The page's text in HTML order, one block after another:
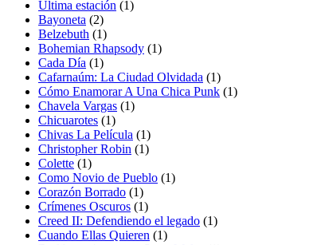
Última estación (1)
Bayoneta (2)
Belzebuth (1)
Bohemian Rhapsody (1)
Cada Día (1)
Cafarnaúm: La Ciudad Olvidada (1)
Cómo Enamorar A Una Chica Punk (1)
Chavela Vargas (1)
Chicuarotes (1)
Chivas La Película (1)
Christopher Robin (1)
Colette (1)
Como Novio de Pueblo (1)
Corazón Borrado (1)
Crímenes Oscuros (1)
Creed II: Defendiendo el legado (1)
Cuando Ellas Quieren (1)